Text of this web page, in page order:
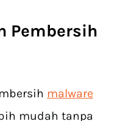
Pembersih
malware
mudah tanpa